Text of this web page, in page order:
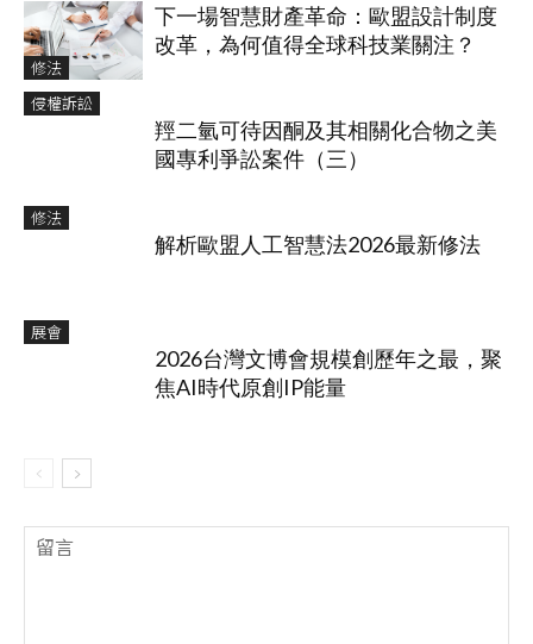
修法
下一場智慧財產革命：歐盟設計制度
改革，為何值得全球科技業關注？
侵權訴訟
羥二氫可待因酮及其相關化合物之美
國專利爭訟案件（三）
修法
解析歐盟人工智慧法2026最新修法
展會
2026台灣文博會規模創歷年之最，聚
焦AI時代原創IP能量